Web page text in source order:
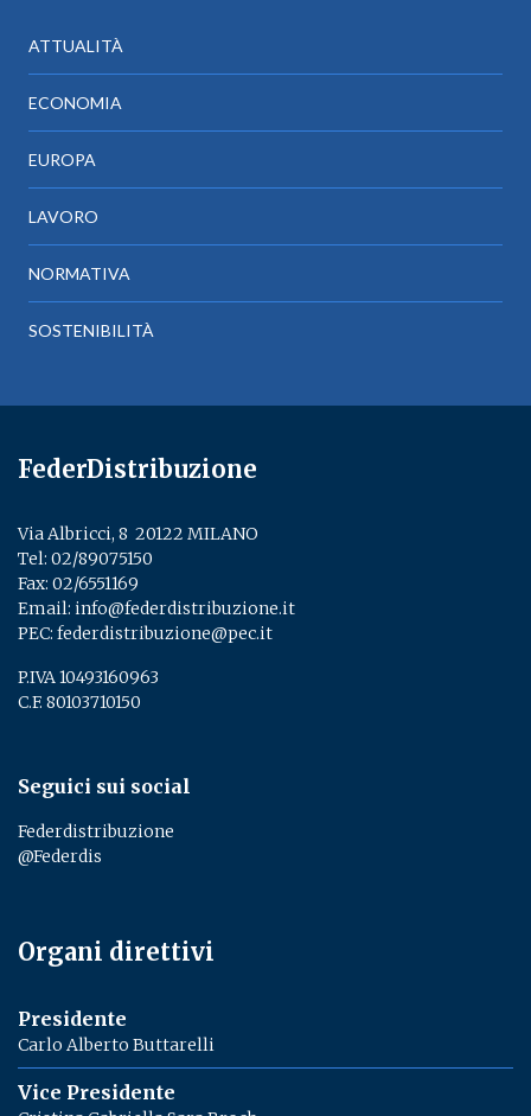
ATTUALITÀ
ECONOMIA
EUROPA
LAVORO
NORMATIVA
SOSTENIBILITÀ
FederDistribuzione
Via Albricci, 8 ­ 20122 MILANO
Tel: 02/89075150
Fax: 02/6551169
Email: info@federdistribuzione.it
PEC: federdistribuzione@pec.it
P.IVA 10493160963
C.F. 80103710150
Seguici sui social
Federdistribuzione
@Federdis
Organi direttivi
Presidente
Carlo Alberto Buttarelli
Vice Presidente